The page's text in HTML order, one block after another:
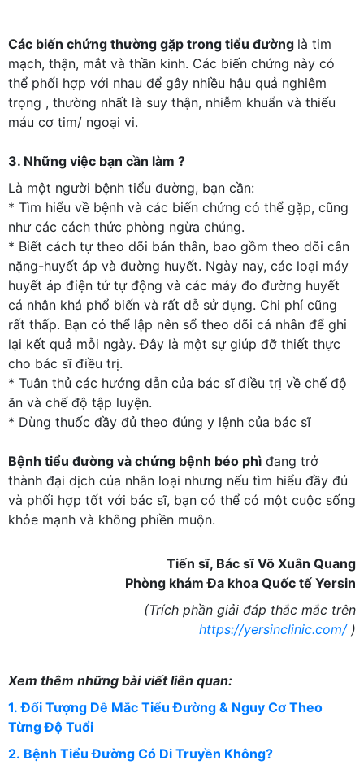
Các biến chứng thường gặp trong tiểu đường là tim
mạch, thận, mắt và thần kinh. Các biến chứng này có
thể phối hợp với nhau để gây nhiều hậu quả nghiêm
trọng , thường nhất là suy thận, nhiễm khuẩn và thiếu
máu cơ tim/ ngoại vi.
3. Những việc bạn cần làm ?
Là một người bệnh tiểu đường, bạn cần:
* Tìm hiểu về bệnh và các biến chứng có thể gặp, cũng
như các cách thức phòng ngừa chúng.
* Biết cách tự theo dõi bản thân, bao gồm theo dõi cân
nặng-huyết áp và đường huyết. Ngày nay, các loại máy
huyết áp điện tử tự động và các máy đo đường huyết
cá nhân khá phổ biến và rất dễ sử dụng. Chi phí cũng
rất thấp. Bạn có thể lập nên sổ theo dõi cá nhân để ghi
lại kết quả mỗi ngày. Đây là một sự giúp đỡ thiết thực
cho bác sĩ điều trị.
* Tuân thủ các hướng dẫn của bác sĩ điều trị về chế độ
ăn và chế độ tập luyện.
* Dùng thuốc đầy đủ theo đúng y lệnh của bác sĩ
Bệnh tiểu đường và chứng bệnh béo phì đang trở
thành đại dịch của nhân loại nhưng nếu tìm hiểu đầy đủ
và phối hợp tốt với bác sĩ, bạn có thể có một cuộc sống
khỏe mạnh và không phiền muộn.
Tiến sĩ, Bác sĩ Võ Xuân Quang
Phòng khám Đa khoa Quốc tế Yersin
(Trích phần giải đáp thắc mắc trên
https://yersinclinic.com/ )
Xem thêm những bài viết liên quan:
1. Đối Tượng Dễ Mắc Tiểu Đường & Nguy Cơ Theo
Từng Độ Tuổi
2. Bệnh Tiểu Đường Có Di Truyền Không?